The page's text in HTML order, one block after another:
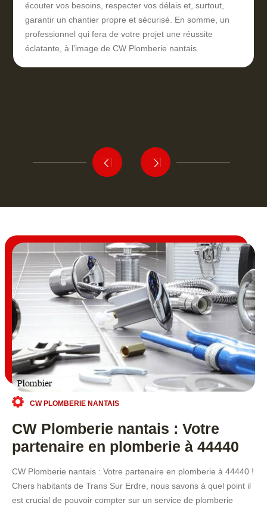
écouter vos besoins, respecter vos délais et, surtout,
garantir un chantier propre et sécurisé. En somme, un
professionnel qui fera de votre projet une réussite
éclatante, à l’image de CW Plomberie nantais.
CW PLOMBERIE NANTAIS
CW Plomberie nantais : Votre
partenaire en plomberie à 44440
CW Plomberie nantais : Votre partenaire en plomberie à 44440 !
Chers habitants de Trans Sur Erdre, nous savons à quel point il
est crucial de pouvoir compter sur un service de plomberie